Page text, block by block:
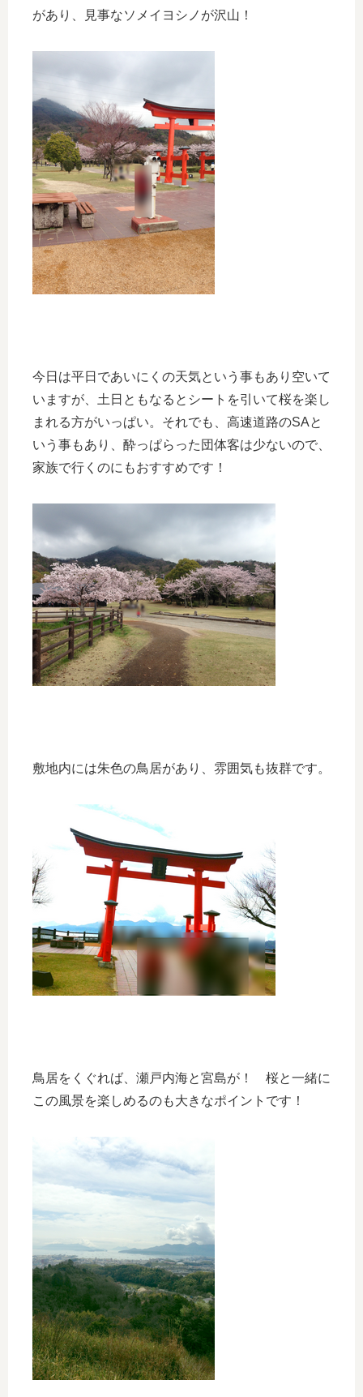
があり、見事なソメイヨシノが沢山！
今日は平日であいにくの天気という事もあり空いて
いますが、土日ともなるとシートを引いて桜を楽し
まれる方がいっぱい。それでも、高速道路のSAと
いう事もあり、酔っぱらった団体客は少ないので、
家族で行くのにもおすすめです！
敷地内には朱色の鳥居があり、雰囲気も抜群です。
鳥居をくぐれば、瀬戸内海と宮島が！ 桜と一緒に
この風景を楽しめるのも大きなポイントです！